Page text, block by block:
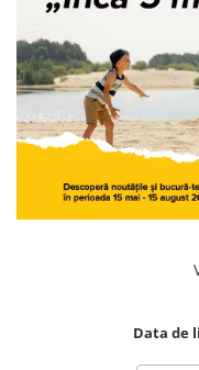
Jocuri si jucarii
Jocuri STEAM
Jucarii interactive
Jucarii muzicale
Jucării ȋndemânare
Masinute si trenulete
Data de